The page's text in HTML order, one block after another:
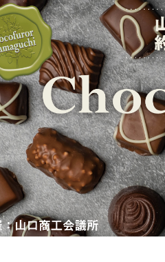
者の皆様
み事業者の皆様
掲載はこちら